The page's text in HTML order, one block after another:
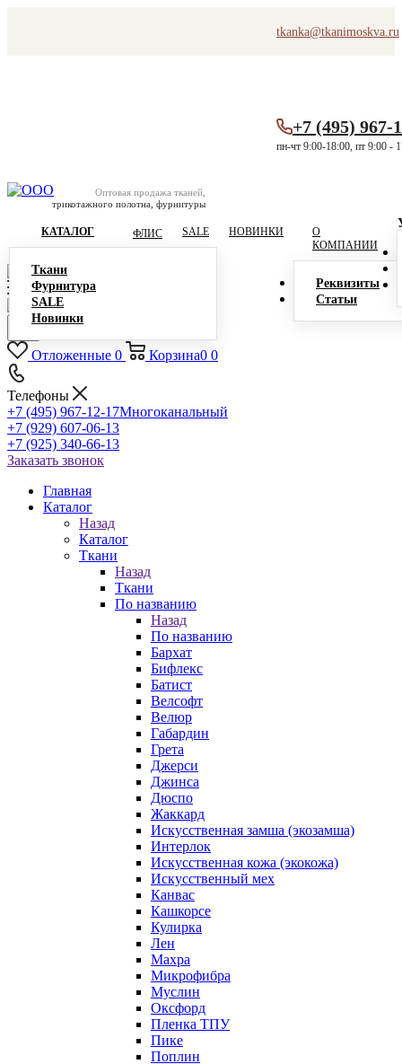
tkanka@tkanimoskva.ru
Оптовая продажа тканей,
трикотажного полотна, фурнитуры
+7 (495) 967-
пн-чт 9:00-18:00, пт 9:00 -
КАТАЛОГ
Ткани
Фурнитура
SALE
Новинки
ФЛИС SALE НОВИНКИ
О
КОМПАНИИ
Реквизиты
Статьи
Отложенные 0 Корзина0 0
Телефоны
+7 (495) 967-12-17Многоканальный
+7 (929) 607-06-13
+7 (925) 340-66-13
Заказать звонок
Главная
Каталог
Назад
Каталог
Ткани
Назад
Ткани
По названию
Назад
По названию
Бархат
Бифлекс
Батист
Велсофт
Велюр
Габардин
Грета
Джерси
Джинса
Дюспо
Жаккард
Искусственная замша (экозамша)
Интерлок
Искусственная кожа (экокожа)
Искусственный мех
Канвас
Кашкорсе
Кулирка
Лен
Махра
Микрофибра
Муслин
Оксфорд
Пленка ТПУ
Пике
Поплин